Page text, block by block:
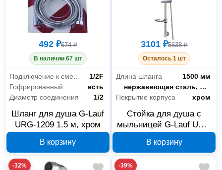
492 ₽674 ₽
В наличии 67 шт
1/2F
Гофрированный
есть
Диаметр соединения
1/2
Шланг для душа G-Lauf
URG-1209 1.5 м, хром
В корзину
3101 ₽5638 ₽
Осталось 1 шт
Длина шланга
1500 мм
Материал корпуса
нержавеющая сталь, пластик
Покрытие корпуса
хром
Стойка для душа с
мыльницей G-Lauf USJ-
В корзину
-32% -39%